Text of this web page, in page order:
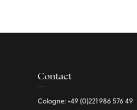
Contact
—
Cologne: +49 (0)221986 576 49